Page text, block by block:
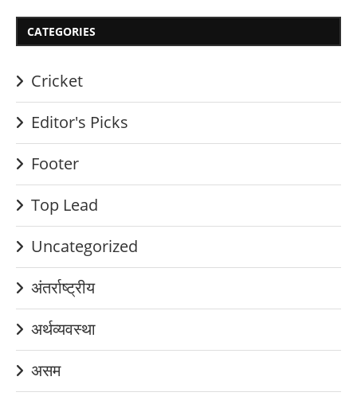
CATEGORIES
Cricket
Editor's Picks
Footer
Top Lead
Uncategorized
अंतर्राष्ट्रीय
अर्थव्यवस्था
असम